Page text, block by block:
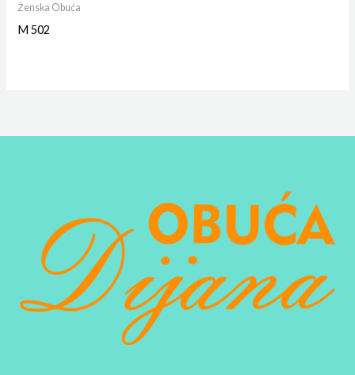
Ženska Obuća
M 502